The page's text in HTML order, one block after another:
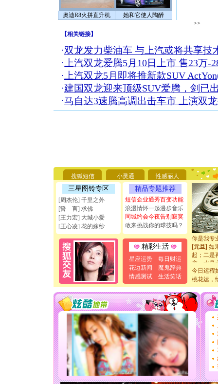
奥迪R8火拼直升机 她和它使人陶醉
>>
【相关链接】
·双龙发力柴油车 与上汽或将共享技
· 上汽双龙爱腾5月10日上市 售23万-
· 上汽双龙5月即将推新款SUV
·建国双龙迎来顶级SUV爱腾，剑已
·马自达3速腾高调出击车市 上演双
搜狐短信 小灵通 性感丽人
三星图铃专区
[周杰伦] 千里之外
[誓 言] 求佛
[王力宏] 大城小爱
[王心凌] 花的嫁纱
精品专题推荐
短信企业通秀百变功能
浪漫情怀一起漫步音乐
同城约会今夜告别寂寞
敢来挑战你的球技吗？
精彩生活
星座运势
每日财运
花边新闻
魔鬼辞典
情感测试
生活笑话
要平安！
[圣诞节]
能正大光
天都要快
[圣诞节]
如意,快
[元旦]看
断电。爱
你是我专
[元旦]如
起；二是
离。水晶
[元旦]当
泣，这痛
卖了。水
[春节]风
颜！冬去
道一声
[春节]
传
片叶子
送你一
[圣诞节]
你太多
要平安
[圣诞节]
能正大
天都要快
今日运程
桃花运，